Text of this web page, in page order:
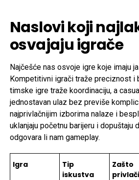
Naslovi koji
osvajaju igrače
Najčešće nas osvoje igre koje imaju
Kompetitivni igrači traže preciznost i
timske igre traže koordinaciju, a
jednostavan ulaz bez previše
najprivlačnijim izborima nalaze i
uklanjaju početnu barijeru i dopuštaju
odgovara li nam gameplay.
Igra
Tip
iskustva
Zašto
privlači